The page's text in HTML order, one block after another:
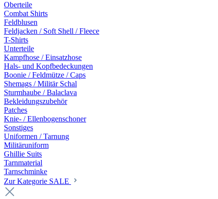
Oberteile
Combat Shirts
Feldblusen
Feldjacken / Soft Shell / Fleece
T-Shirts
Unterteile
Kampfhose / Einsatzhose
Hals- und Kopfbedeckungen
Boonie / Feldmütze / Caps
Shemags / Militär Schal
Sturmhaube / Balaclava
Bekleidungszubehör
Patches
Knie- / Ellenbogenschoner
Sonstiges
Uniformen / Tarnung
Militäruniform
Ghillie Suits
Tarnmaterial
Tarnschminke
Zur Kategorie SALE